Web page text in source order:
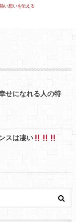
い想いを伝える
せになれる人の特
スは凄い